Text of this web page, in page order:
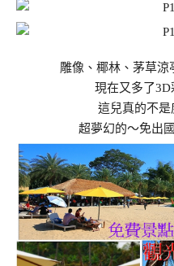
雕像、椰林、茅草涼
現在又多了
這兒真的不是
超夢幻的～免出